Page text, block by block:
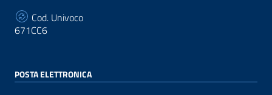
Cod. Univoco
671CC6
POSTA ELETTRONICA